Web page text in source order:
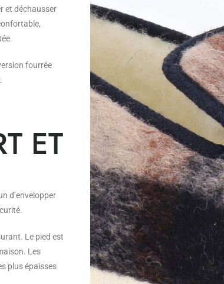
et déchausser
fourrée
ET
d’envelopper
Le pied est
Les
plus épaisses